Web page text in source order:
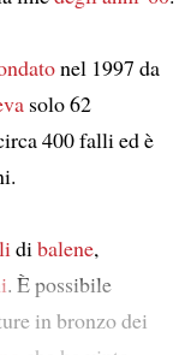
nel 1997 da
solo 62
400 falli ed è
di balene,
. È possibile
in bronzo dei